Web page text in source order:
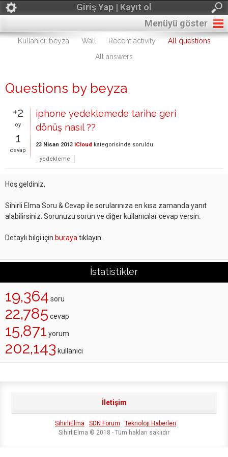
Giriş Yap | Kayıt ol
Menüyü göster
Kullanıcı: beyza Wall Recent activity
All questions
All answers
Questions by beyza
+2
oy
1
cevap
iphone yedeklemede tarihe geri
dönüş nasıl ??
23 Nisan 2013 iCloud kategorisinde soruldu
yedekleme
Hoş geldiniz,
Sihirli Elma Soru & Cevap ile sorularınıza en kısa zamanda yanıt
alabilirsiniz. Sorunuzu sorun ve diğer kullanıcılar cevap versin.
Detaylı bilgi için buraya tıklayın.
İstatistikler
19,364 soru
22,785 cevap
15,871 yorum
202,143 kullanıcı
İletişim
SihirliElma SDN Forum
Teknoloji Haberleri
SihirliElma © 2018 - Tüm hakları saklıdır